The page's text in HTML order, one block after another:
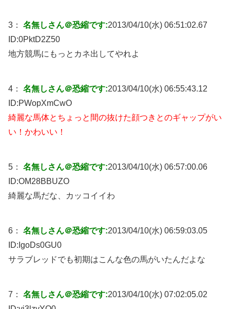
3： 名無しさん＠恐縮です:2013/04/10(水) 06:51:02.67
ID:0PktD2Z50
地方競馬にもっとカネ出してやれよ
4： 名無しさん＠恐縮です:2013/04/10(水) 06:55:43.12
ID:PWopXmCwO
綺麗な馬体とちょっと間の抜けた顔つきとのギャップがい
い！かわいい！
5： 名無しさん＠恐縮です:2013/04/10(水) 06:57:00.06
ID:OM28BBUZO
綺麗な馬だな、カッコイイわ
6： 名無しさん＠恐縮です:2013/04/10(水) 06:59:03.05
ID: IgoDs0GU0
サラブレッドでも初期はこんな色の馬がいたんだよな
7： 名無しさん＠恐縮です:2013/04/10(水) 07:02:05.02